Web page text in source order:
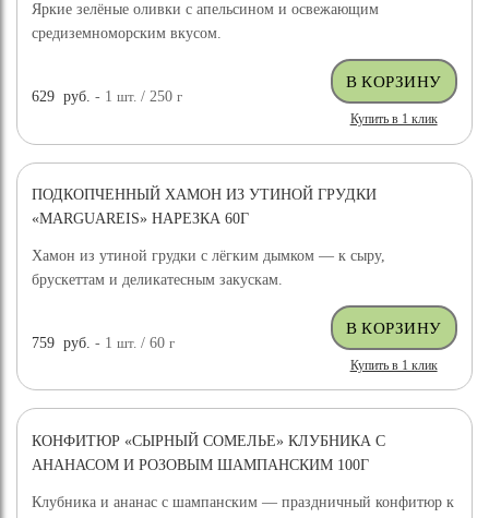
Яркие зелёные оливки с апельсином и освежающим
средиземноморским вкусом.
629 руб. - 1шт. / 250г
Купить в 1 клик
ПОДКОПЧЕННЫЙ ХАМОН ИЗ УТИНОЙ ГРУДКИ
«MARGUAREIS» НАРЕЗКА 60Г
Хамон из утиной грудки с лёгким дымком — к сыру,
брускеттам и деликатесным закускам.
759 руб. - 1шт. / 60г
Купить в 1 клик
КОНФИТЮР «СЫРНЫЙ СОМЕЛЬЕ» КЛУБНИКА С
АНАНАСОМ И РОЗОВЫМ ШАМПАНСКИМ 100Г
Клубника и ананас с шампанским — праздничный конфитюр к